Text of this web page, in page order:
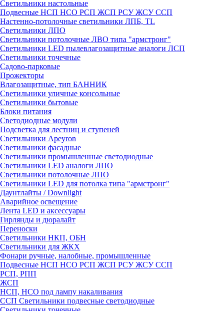
Светильники настольные
Подвесные НСП НСО РСП ЖСП РСУ ЖСУ ССП
Настенно-потолочные светильники ЛПБ, TL
Светильники ЛПО
Светильники потолочные ЛВО типа "армстронг"
Светильники LED пылевлагозащитные аналоги ЛСП
Светильники точечные
Садово-парковые
Прожекторы
Влагозащитные, тип БАННИК
Светильники уличные консольные
Светильники бытовые
Блоки питания
Светодиодные модули
Подсветка для лестниц и ступеней
Светильники Apeyron
Светильники фасадные
Светильники промышленные светодиодные
Светильники LED аналоги ЛПО
Светильники потолочные ЛПО
Светильники LED для потолка типа "армстронг"
Даунтлайты / Downlight
Аварийное освещение
Лента LED и аксессуары
Гирлянды и дюралайт
Переноски
Светильники НКП, ОБН
Светильники для ЖКХ
Фонари ручные, налобные, промышленные
Подвесные НСП НСО РСП ЖСП РСУ ЖСУ ССП
РСП, РПП
ЖСП
НСП, НСО под лампу накаливания
ССП Светильники подвесные светодиодные